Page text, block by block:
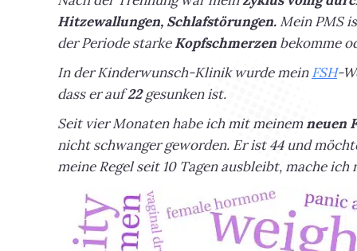
Hitzewallungen, Schlafstörungen. Mein PMS
der Periode starkeKopfschmerzen bekomme
In der Kinderwunsch-Klinik wurde meinFSH-
dass er auf22gesunken ist.
Seit vier Monaten habe ich mit meinemneuen
nicht schwanger geworden. Er ist 44 und
meine Regel seit 10 Tagen ausbleibt, mache